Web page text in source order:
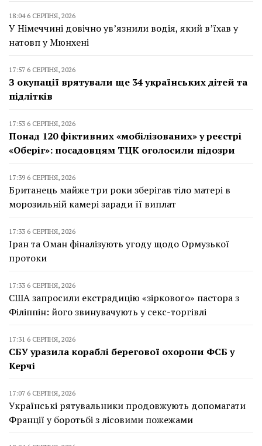
18:04 6 СЕРПНЯ, 2026
У Німеччині довічно ув’язнили водія, який в’їхав у
натовп у Мюнхені
17:57 6 СЕРПНЯ, 2026
З окупації врятували ще 34 українських дітей та
підлітків
17:53 6 СЕРПНЯ, 2026
Понад 120 фіктивних «мобілізованих» у реєстрі
«Оберіг»: посадовцям ТЦК оголосили підозри
17:39 6 СЕРПНЯ, 2026
Британець майже три роки зберігав тіло матері в
морозильній камері заради її виплат
17:33 6 СЕРПНЯ, 2026
Іран та Оман фіналізують угоду щодо Ормузької
протоки
17:33 6 СЕРПНЯ, 2026
США запросили екстрадицію «зіркового» пастора з
Філіппін: його звинувачують у секс-торгівлі
17:31 6 СЕРПНЯ, 2026
СБУ уразила кораблі берегової охорони ФСБ у
Керчі
17:07 6 СЕРПНЯ, 2026
Українські рятувальники продовжують допомагати
Франції у боротьбі з лісовими пожежами